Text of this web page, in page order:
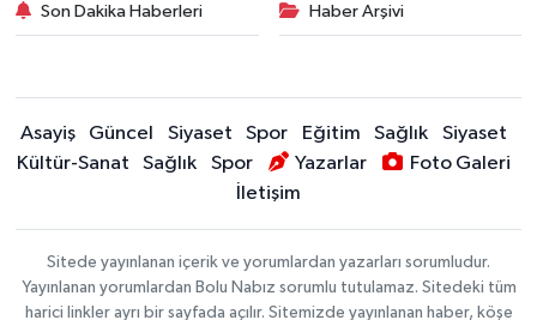
Son Dakika Haberleri Haber Arşivi
Asayiş Güncel Siyaset Spor Eğitim Sağlık
Siyaset
Kültür-Sanat
Sağlık Spor Yazarlar
Foto Galeri
İletişim
Sitede yayınlanan içerik ve yorumlardan yazarları sorumludur.
Yayınlanan yorumlardan Bolu Nabız sorumlu tutulamaz. Sitedeki tüm
harici linkler ayrı bir sayfada açılır. Sitemizde yayınlanan haber, köşe